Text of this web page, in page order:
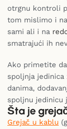
otrgnu kontroli
tom mislimo i
sami ali i na
smatrajući ih
Ako primetite
spoljnja
danima,
spoljnu jedinicu
Šta je
Grejač u kablu